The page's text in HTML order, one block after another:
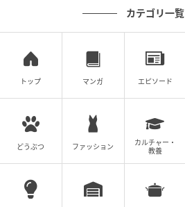
カテゴリ一覧
トップ マンガ エピソード
どうぶつ ファッション
カルチャー・
教養